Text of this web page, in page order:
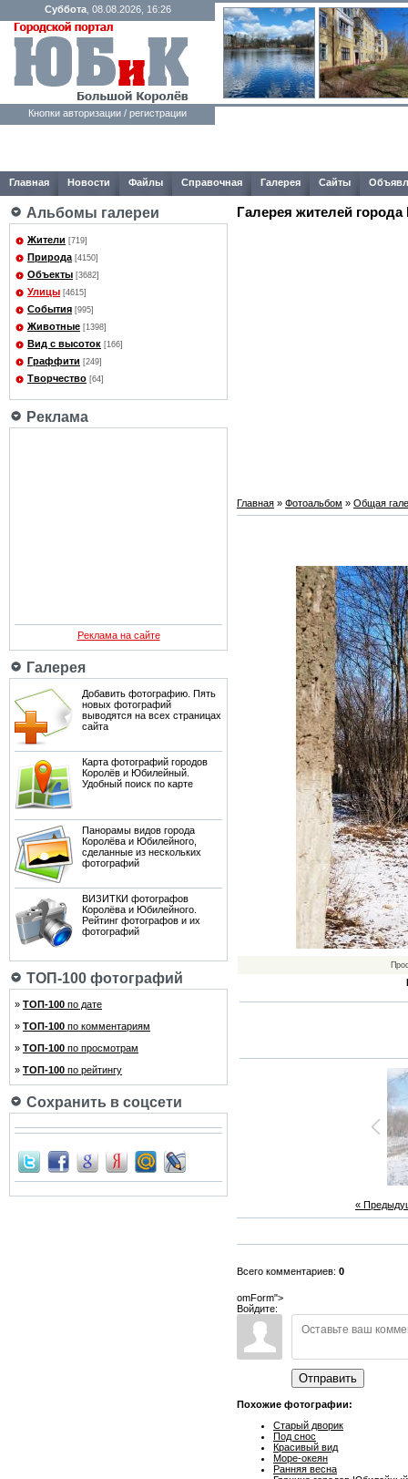
Суббота, 08.08.2026, 16:26
Кнопки авторизации / регистрации
Главная Новости Файлы Справочная Галерея Сайты
Альбомы галереи
Жители [719]
Природа [4150]
Объекты [3682]
Улицы [4615]
События [995]
Животные [1398]
Вид с высоток [166]
Граффити [249]
Творчество [64]
Реклама
Реклама на сайте
Галерея
Добавить фотографию. Пять
новых фотографий
выводятся на всех страницах
сайта
Карта фотографий городов
Королёв и Юбилейный.
Удобный поиск по карте
Панорамы видов города
Королёва и Юбилейного,
сделанные из нескольких
фотографий
ВИЗИТКИ фотографов
Королёва и Юбилейного.
Рейтинг фотографов и их
фотографий
ТОП-100 фотографий
» ТОП-100 по дате
» ТОП-100 по комментариям
» ТОП-100 по просмотрам
» ТОП-100 по рейтингу
Сохранить в соцсети
Галерея жителей города
Главная » Фотоальбом » Общая
«
Всего комментариев: 0
omForm">
Войдите:
Отправить
Похожие фотографии:
Старый дворик
Под снос
Красивый вид
Море-океян
Ранняя весна